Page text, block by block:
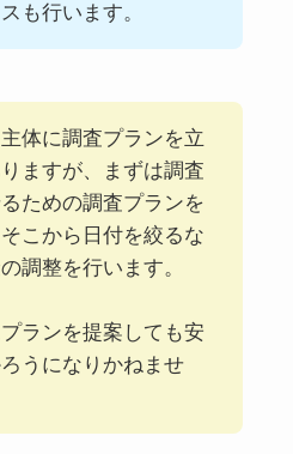
も行います。
体に調査プランを立
ますが、まずは調査
ための調査プランを
こから日付を絞るな
調整を行います。
ランを提案しても安
うになりかねませ